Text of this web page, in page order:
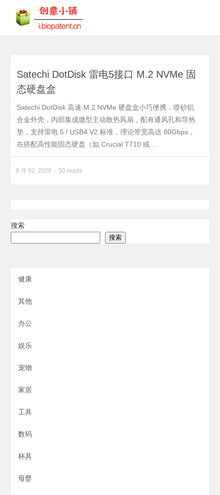
Satechi DotDisk 雷电5接口 M.2 NVMe 固
态硬盘盒
Satechi DotDisk 高速 M.2 NVMe 硬盘盒小巧便携，喷砂铝
合金外壳，内部集成微型主动散热风扇，配有通风孔和导热
垫，支持雷电 5 / USB4 V2 标准，理论带宽高达 80Gbps，
在搭配高性能固态硬盘（如 Crucial T710 或 ...
8 月 02, 2026 50 reads
搜索
搜索
健康
其他
办公
娱乐
宠物
家居
工具
数码
杯具
母婴